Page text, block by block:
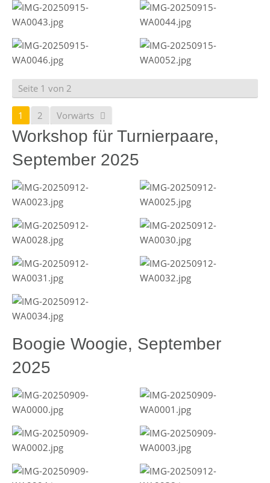
Seite 1 von 2
1 2 Vorwärts
Workshop für Turnierpaare,
September 2025
Boogie Woogie, September
2025